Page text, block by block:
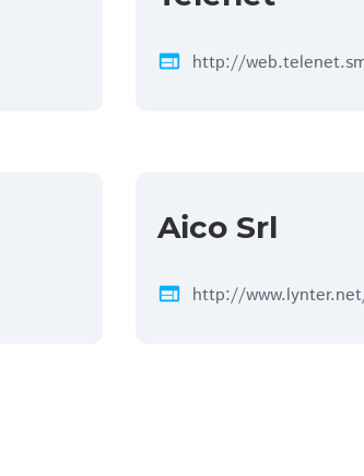
web http://
Aico Srl
web http://